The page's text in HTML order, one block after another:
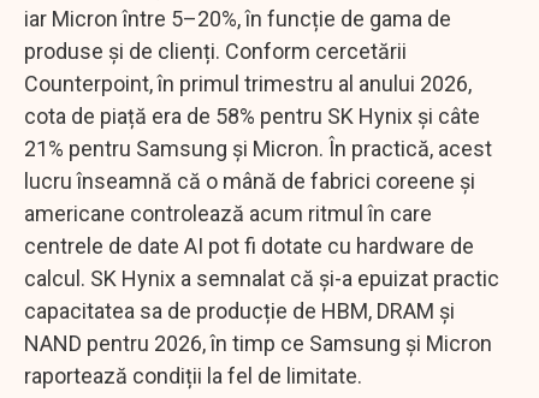
iar Micron între 5–20%, în funcție de gama de
produse și de clienți. Conform cercetării
Counterpoint, în primul trimestru al anului 2026,
cota de piață era de 58% pentru SK Hynix și câte
21% pentru Samsung și Micron. În practică, acest
lucru înseamnă că o mână de fabrici coreene și
americane controlează acum ritmul în care
centrele de date AI pot fi dotate cu hardware de
calcul. SK Hynix a semnalat că și-a epuizat practic
capacitatea sa de producție de HBM, DRAM și
NAND pentru 2026, în timp ce Samsung și Micron
raportează condiții la fel de limitate.